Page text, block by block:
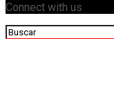
Connect with us